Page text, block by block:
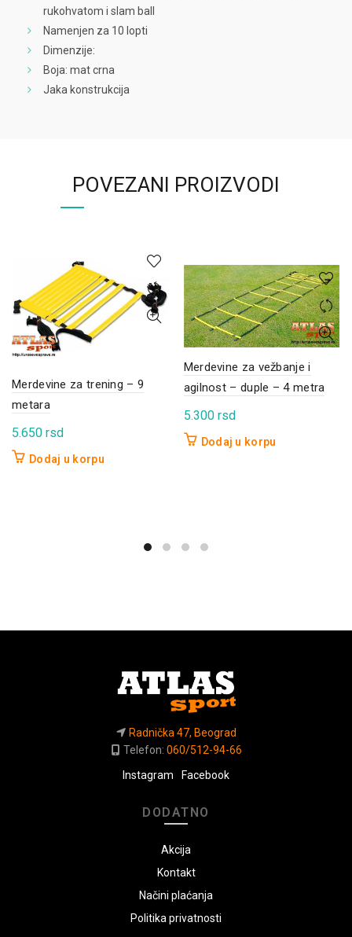
rukohvatom i slam ball
Namenjen za 10 lopti
Dimenzije:
Boja: mat crna
Jaka konstrukcija
POVEZANI PROIZVODI
Merdevine za trening – 9
metara
5.650 rsd
Dodaj u korpu
Merdevine za vežbanje i
agilnost – duple – 4 metra
5.300 rsd
Dodaj u korpu
Radnička 47, Beograd
Telefon: 060/512-94-66
Instagram
Facebook
DODATNO
Akcija
Kontakt
Načini plaćanja
Politika privatnosti